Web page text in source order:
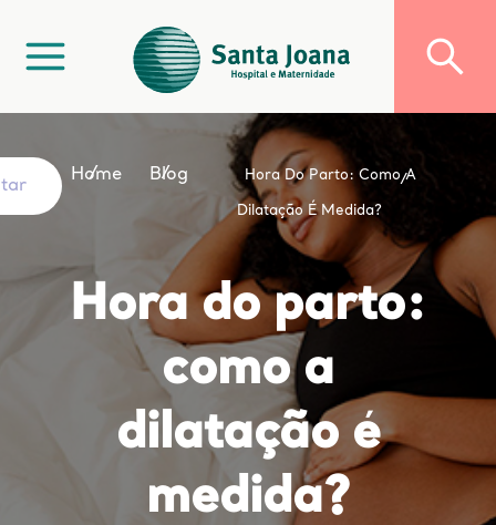
Home Blog Hora Do Parto: Como A
Dilatação É Medida?
Hora do parto:
como a
dilatação é
medida?